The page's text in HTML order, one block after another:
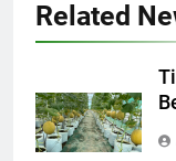
Related